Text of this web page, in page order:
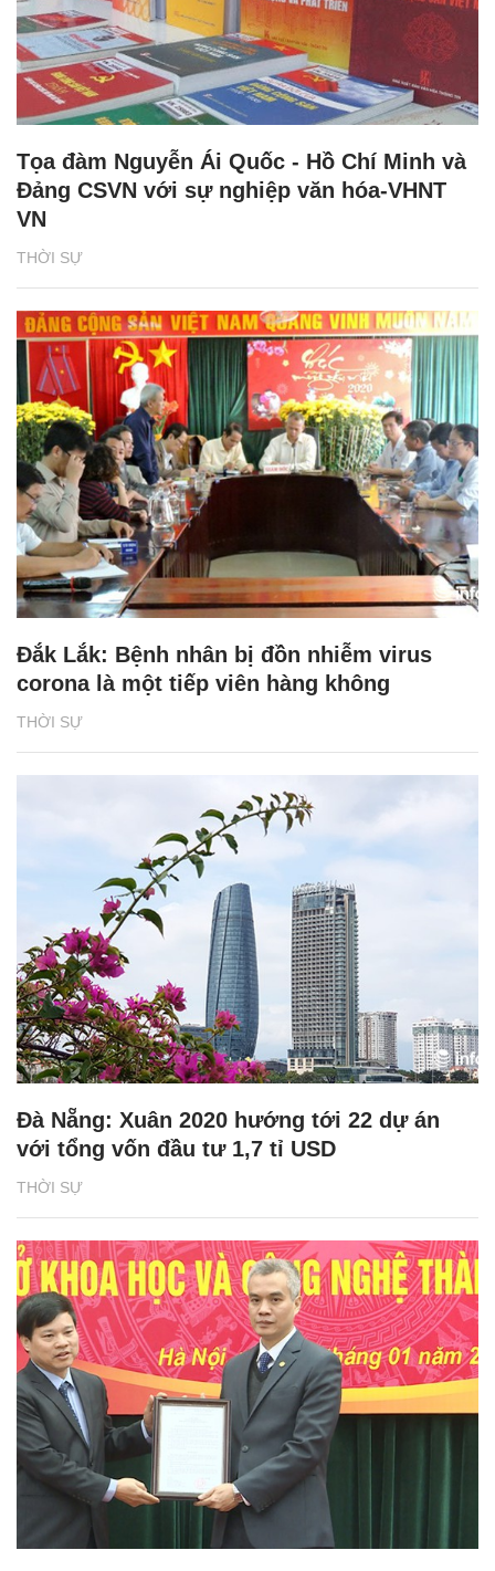
THỜI SỰ
Tọa đàm Nguyễn Ái Quốc - Hồ Chí Minh và
Đảng CSVN với sự nghiệp văn hóa-VHNT
VN
THỜI SỰ
Đắk Lắk: Bệnh nhân bị đồn nhiễm virus
corona là một tiếp viên hàng không
THỜI SỰ
Đà Nẵng: Xuân 2020 hướng tới 22 dự án
với tổng vốn đầu tư 1,7 tỉ USD